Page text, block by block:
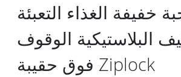
خفيفة الغذاء التعبئة
البلاستيكية الوقوف
فوق حقيبة Ziplock